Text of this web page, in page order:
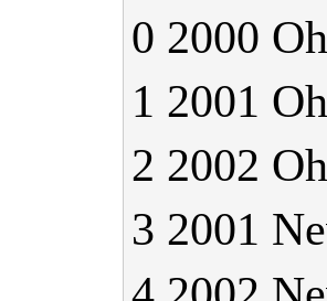
0 2000
1 2001
2 2002
3 2001